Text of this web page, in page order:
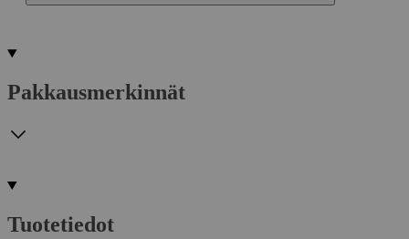
Pakkausmerkinnät
Tuotetiedot